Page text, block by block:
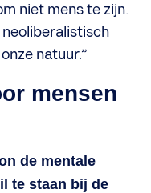
niet mens te zijn.
natuur.”
mensen
de mentale
te staan bij de